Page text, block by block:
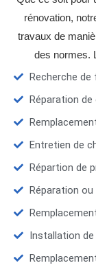
rénovation,
travaux de
des normes.
Recherche de
Réparation
Entretien de
Répartion de
Réparation
Installation de